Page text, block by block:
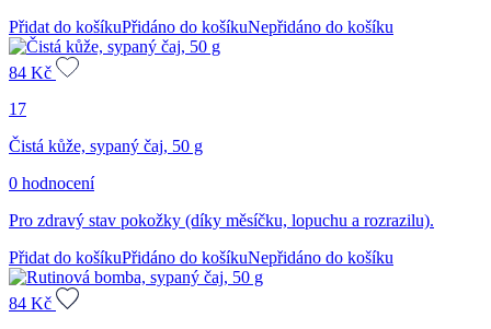
Přidat do košíkuPřidáno do košíkuNepřidáno do košíku
84 Kč
17
Čistá kůže, sypaný čaj, 50 g
0 hodnocení
Pro zdravý stav pokožky (díky měsíčku, lopuchu a rozrazilu).
Přidat do košíkuPřidáno do košíkuNepřidáno do košíku
84 Kč